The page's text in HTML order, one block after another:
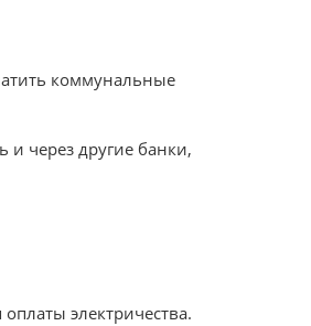
коммунальные
и через другие банки,
электричества.